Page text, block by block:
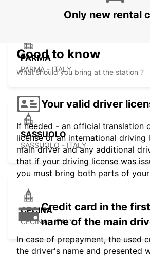
PARMA
PARMA - ITALY
SASSUOLO
SASSUOLO - ITALY
CECINA
CECINA - ITALY
Only new rental
Good to know
What should you bring at the station ?
Your valid driver
If needed - an official translation
license or an international driving
main driver and any additional
that if your driving license was
you must bring both parts of
Credit card in the
name of the main
In case of prepayment, the used
the driver's name and presented